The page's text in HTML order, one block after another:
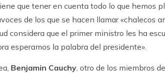
que tener en cuenta todo lo que hemos
de los que se hacen llamar «chalecos
considera que el primer ministro les ha
esperamos la palabra del presidente».
Benjamin Cauchy , otro de los miembros